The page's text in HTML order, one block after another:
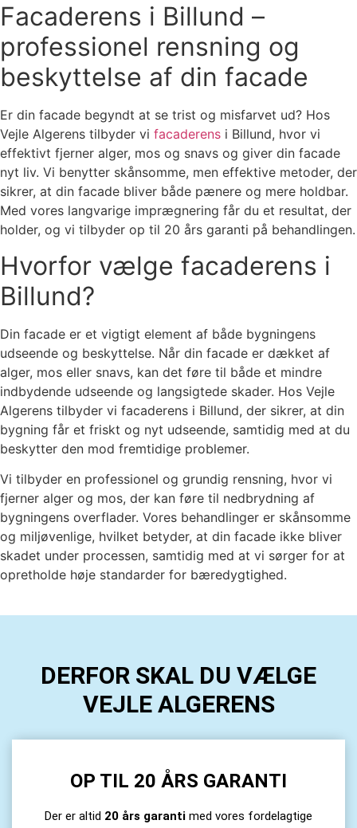
Facaderens i Billund –
professionel rensning og
beskyttelse af din facade
Er din facade begyndt at se trist og misfarvet ud? Hos
Vejle Algerens tilbyder vi facaderens i Billund, hvor vi
effektivt fjerner alger, mos og snavs og giver din facade
nyt liv. Vi benytter skånsomme, men effektive metoder, der
sikrer, at din facade bliver både pænere og mere holdbar.
Med vores langvarige imprægnering får du et resultat, der
holder, og vi tilbyder op til 20 års garanti på behandlingen.
Hvorfor vælge facaderens i
Billund?
Din facade er et vigtigt element af både bygningens
udseende og beskyttelse. Når din facade er dækket af
alger, mos eller snavs, kan det føre til både et mindre
indbydende udseende og langsigtede skader. Hos Vejle
Algerens tilbyder vi facaderens i Billund, der sikrer, at din
bygning får et friskt og nyt udseende, samtidig med at du
beskytter den mod fremtidige problemer.
Vi tilbyder en professionel og grundig rensning, hvor vi
fjerner alger og mos, der kan føre til nedbrydning af
bygningens overflader. Vores behandlinger er skånsomme
og miljøvenlige, hvilket betyder, at din facade ikke bliver
skadet under processen, samtidig med at vi sørger for at
opretholde høje standarder for bæredygtighed.
DERFOR SKAL DU VÆLGE
VEJLE ALGERENS
OP TIL 20 ÅRS GARANTI
Der er altid 20 års garanti med vores fordelagtige